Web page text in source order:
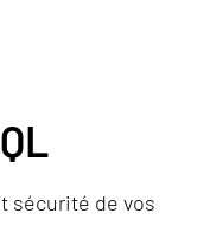
sécurité de vos